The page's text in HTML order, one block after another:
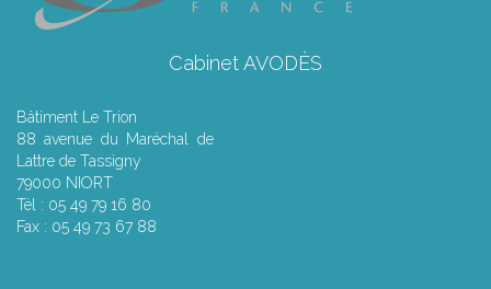
Cabinet AVODÈS
Bâtiment Le Trion
88 avenue du Maréchal de
Lattre de Tassigny
79000 NIORT
Tél : 05 49 79 16 80
Fax : 05 49 73 67 88